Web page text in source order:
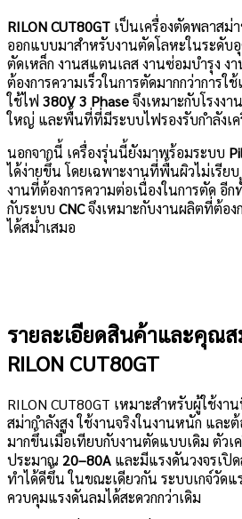
RILON CUT80GT เป็นเครื่องตัดพลาส
ออกแบบมาสำหรับงานตัดโลหะในระดับ
ตัดเหล็ก งานสแตนเลส งานซ่อมบำรุง
ต้องการความเร็วในการตัดมากกว่าการ
ใช้ไฟ 380V 3 Phaseจึงเหมาะกับโรงง
ใหญ่ และพื้นที่ที่มีระบบไฟรองรับกำลังเค
นอกจากนี้ เครื่องรุ่นนี้ยังมาพร้อมระบบ
ได้ง่ายขึ้น โดยเฉพาะงานที่พื้นผิวไม่เรีย
งานที่ต้องการความต่อเนื่องในการตัด อีก
กับระบบ CNCจึงเหมาะกับงานผลิตที่ต้อ
ได้สม่ำเสมอ
รายละเอียดสินค้าและคุณ
RILON CUT80GT
RILON CUT80GT เหมาะสำหรับผู้ใช้งา
สม่ากำลังสูง ใช้งานจริงในงานหนัก และ
มากขึ้นเมื่อเทียบกับงานตัดแบบเดิม ตัวเ
ประมาณ 20–80A และมีแรงดันวงจรเปิ
ทำได้ดีขึ้น ในขณะเดียวกัน ระบบเกจ์วัด
ควบคุมแรงดันลมได้สะดวกกว่าเดิม